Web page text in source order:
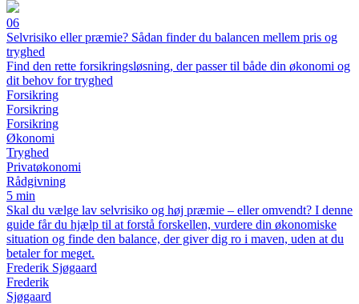
06
Selvrisiko eller præmie? Sådan finder du balancen mellem pris og
tryghed
Find den rette forsikringsløsning, der passer til både din økonomi og
dit behov for tryghed
Forsikring
Forsikring
Forsikring
Økonomi
Tryghed
Privatøkonomi
Rådgivning
5 min
Skal du vælge lav selvrisiko og høj præmie – eller omvendt? I denne
guide får du hjælp til at forstå forskellen, vurdere din økonomiske
situation og finde den balance, der giver dig ro i maven, uden at du
betaler for meget.
Frederik Sjøgaard
Frederik
Sjøgaard